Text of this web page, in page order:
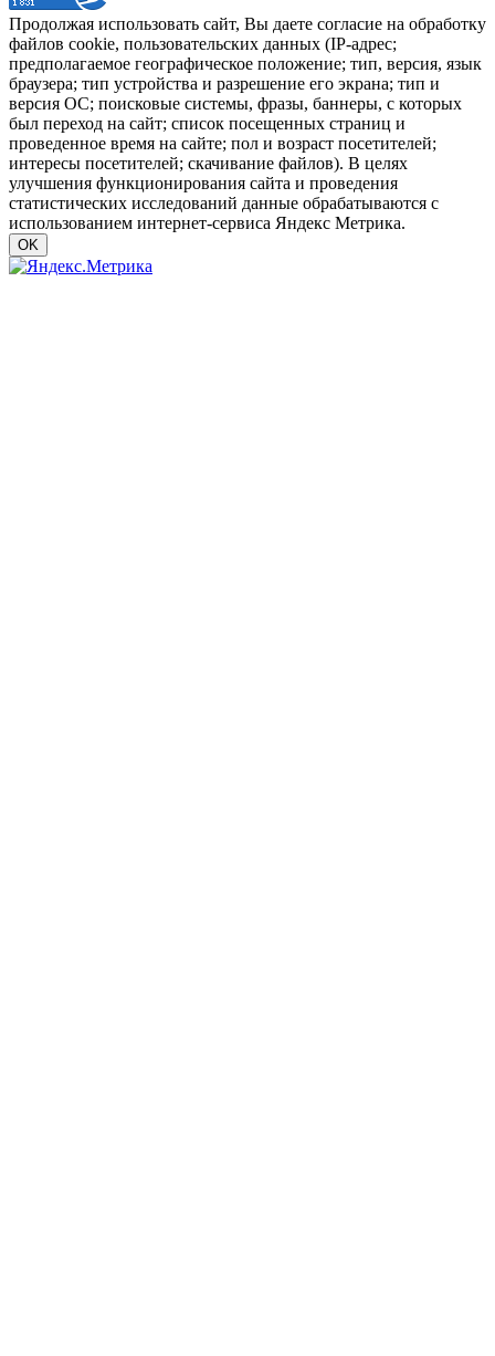
Продолжая использовать сайт, Вы даете согласие на обработку
файлов cookie, пользовательских данных (IP-адрес;
предполагаемое географическое положение; тип, версия, язык
браузера; тип устройства и разрешение его экрана; тип и
версия ОС; поисковые системы, фразы, баннеры, с которых
был переход на сайт; список посещенных страниц и
проведенное время на сайте; пол и возраст посетителей;
интересы посетителей; скачивание файлов). В целях
улучшения функционирования сайта и проведения
статистических исследований данные обрабатываются с
использованием интернет-сервиса Яндекс Метрика.
OK